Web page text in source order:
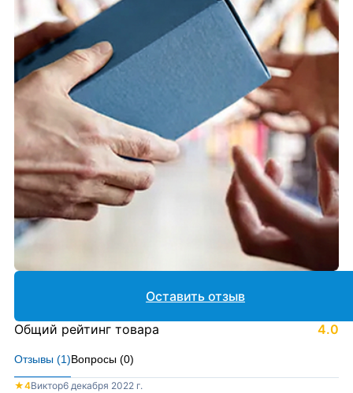
Отзывы (1)Вопросы (0)
★4Виктор6 декабря 2022 г.
Оставить отзыв
Общий рейтинг товара 4.0